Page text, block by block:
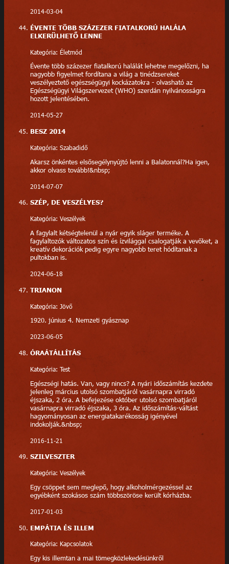
2014-03-04
ÉVENTE TÖBB SZÁZEZER FIATALKORÚ HALÁLA
ELKERÜLHETŐ LENNE
Kategória: Életmód
Évente több százezer fiatalkorú halálát lehetne megelőzni, ha
nagyobb figyelmet fordítana a világ a tinédzsereket
veszélyeztető egészségügyi kockázatokra - olvasható az
Egészségügyi Világszervezet (WHO) szerdán nyilvánosságra
hozott jelentésében.
2014-05-27
BESZ 2014
Kategória: Szabadidő
Akarsz önkéntes elsősegélynyújtó lenni a Balatonnál?Ha igen,
akkor olvass tovább!&nbsp;
2014-07-07
SZÉP, DE VESZÉLYES?
Kategória: Veszélyek
A fagylalt kétségtelenül a nyár egyik sláger terméke. A
fagylaltozók változatos szín és ízvilággal csalogatják a vevőket, a
kreatív dekorációk pedig egyre nagyobb teret hódítanak a
pultokban is.
2024-06-18
TRIANON
Kategória: Jövő
1920. június 4. Nemzeti gyásznap
2023-06-05
ÓRAÁTÁLLÍTÁS
Kategória: Test
Egészségi hatás. Van, vagy nincs? A nyári időszámítás kezdete
jelenleg március utolsó szombatjáról vasárnapra virradó
éjszaka, 2 óra. A befejezése október utolsó szombatjáról
vasárnapra virradó éjszaka, 3 óra. Az időszámítás-váltást
hagyományosan az energiatakarékosság igényével
indokolják.&nbsp;
2016-11-21
SZILVESZTER
Kategória: Veszélyek
Egy csöppet sem meglepő, hogy alkoholmérgezéssel az
egyébként szokásos szám többszöröse került kórházba.
2017-01-03
EMPÁTIA ÉS ILLEM
Kategória: Kapcsolatok
Egy kis illemtan a mai tömegközlekedésünkről